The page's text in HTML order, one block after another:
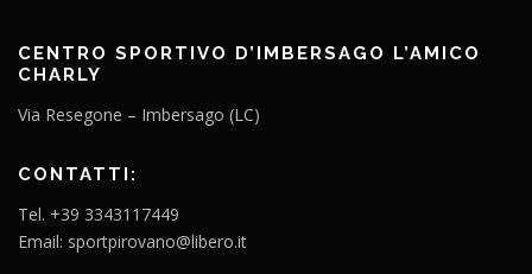
CENTRO SPORTIVO D’IMBERSAGO L’AMICO
CHARLY
Via Resegone – Imbersago (LC)
CONTATTI:
Tel. +39 3343117449
Email: sportpirovano@libero.it